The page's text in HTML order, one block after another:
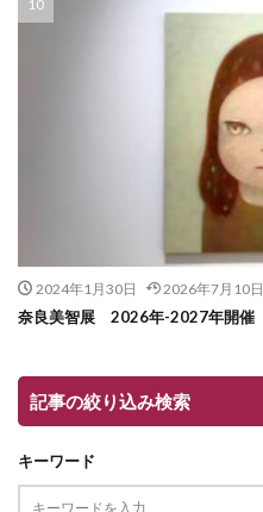
2024年1月30日 2026年7月10日
奈良美智展 2026年-2027年開催
記事の絞り込み検索
キーワード